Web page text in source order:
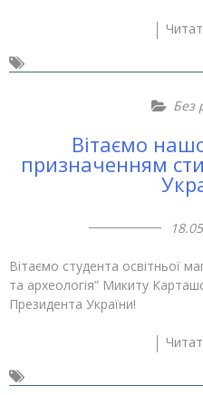
Без
Вітаємо
призначенням
Вітаємо студента освітньої
та археологія” Микиту
Президента України!